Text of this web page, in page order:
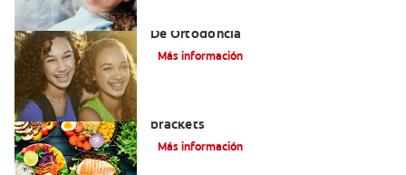
De Ortodoncia
Más información
brackets
Más información